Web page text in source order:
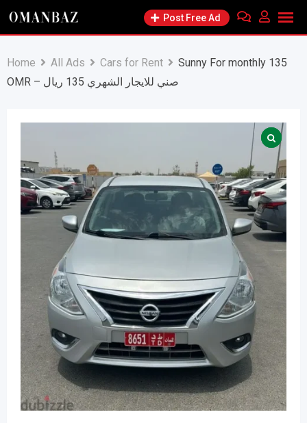
Skip
Post Free Ad
Home All Ads Cars for Rent
Sunny For monthly 135
OMR – صني للايجار الشهري 135 ريال